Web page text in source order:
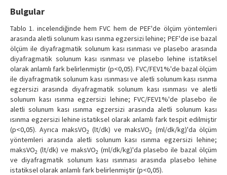
Bulgular
Tablo 1. incelendiğinde hem FVC hem de PEF'de ölçüm yöntemleri
arasında aletli solunum kası ısınma egzersizi lehine; PEF'de ise bazal
ölçüm ile diyafragmatik solunum kası ısınması ve plasebo arasında
diyafragmatik solunum kası ısınması ve plasebo lehine istatiksel
olarak anlamlı fark belirlenmiştir (p<0,05). FVC/FEV1%'de bazal ölçüm
ile diyafragmatik solunum kası ısınması ve aletli solunum kası ısınma
egzersizi arasında diyafragmatik solunum kası ısınması ve aletli
solunum kası ısınma egzersizi lehine; FVC/FEV1%'de plasebo ile
aletli solunum kası ısınma egzersizi arasında aletli solunum kası
ısınma egzersizi lehine istatiksel olarak anlamlı fark tespit edilmiştir
(p<0,05). Ayrıca maksVO2 (lt/dk) ve maksVO2
(ml/dk/kg)'da ölçüm
yöntemleri arasında aletli solunum kası ısınma egzersizi lehine;
maksVO2 (lt/dk) ve maksVO2 (ml/dk/kg)'da plasebo ile bazal ölçüm
ve diyafragmatik solunum kası ısınması arasında plasebo lehine
istatiksel olarak anlamlı fark belirlenmiştir (p<0,05).